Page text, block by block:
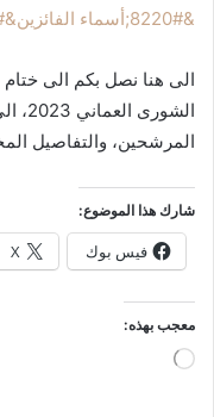
&#8220;أسماء الفائزين&#8221;
الى هنا نصل بكم الى
المرشحين، والتفاصيل
شارك هذا الموضوع:
فيس بوك X
معجب بهذه:
جاري